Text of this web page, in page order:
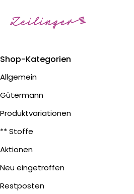
Shop-Kategorien
Allgemein
Gütermann
Produktvariationen
** Stoffe
Aktionen
Neu eingetroffen
Restposten